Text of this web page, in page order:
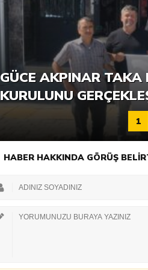
6. GÜCE TEKKEKÖY
KATILIMLA
GÜCE AKPINAR TAKA
KURULUNU
1
HABER HAKKINDA GÖRÜŞ